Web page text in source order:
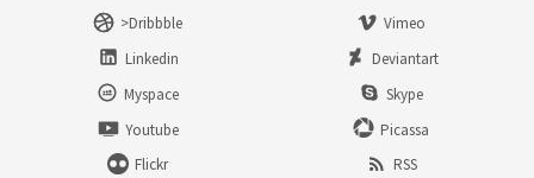
>Dribbble
Vimeo
Linkedin
Deviantart
Myspace
Skype
Youtube
Picassa
Flickr
RSS